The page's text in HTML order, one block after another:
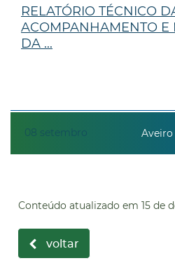
08 setembro
RELATÓRIO TÉCNICO
ACOMPANHAMENTO E
DA ...
Aveiro
Conteúdo atualizado em 15 de
voltar